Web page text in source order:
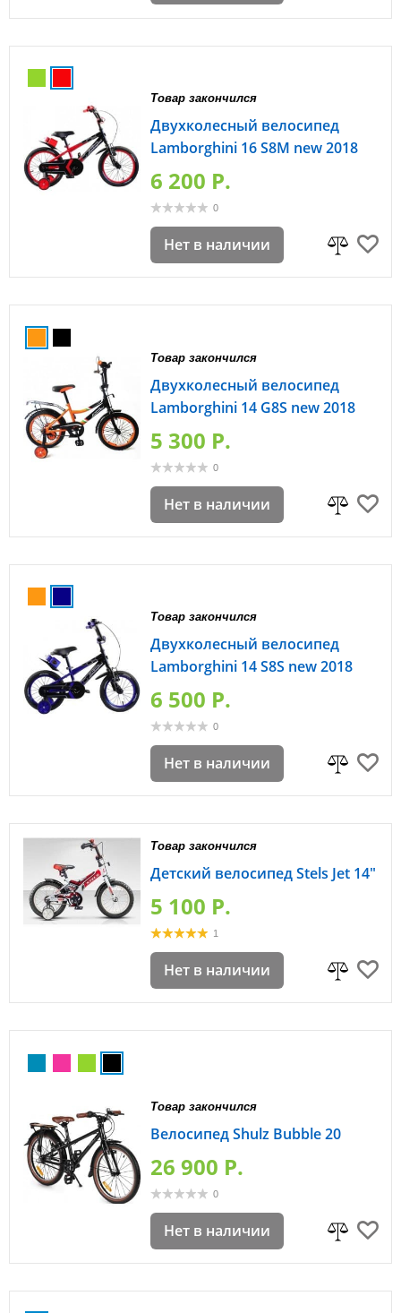
Товар закончился
Двухколесный велосипед
Lamborghini 16 S8M new 2018
6 200 P.
0
Нет в наличии
Товар закончился
Двухколесный велосипед
Lamborghini 14 G8S new 2018
5 300 P.
0
Нет в наличии
Товар закончился
Двухколесный велосипед
Lamborghini 14 S8S new 2018
6 500 P.
0
Нет в наличии
Товар закончился
Детский велосипед Stels Jet 14"
5 100 P.
1
Нет в наличии
Товар закончился
Велосипед Shulz Bubble 20
26 900 P.
0
Нет в наличии